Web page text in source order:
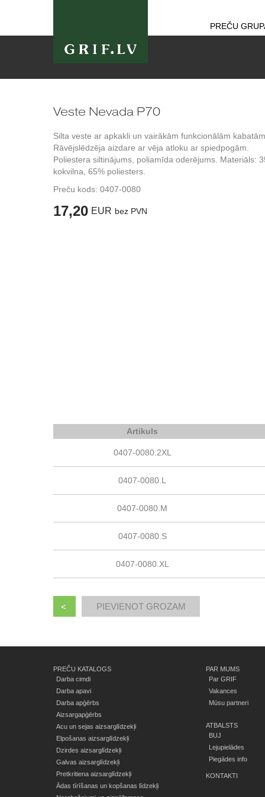
PREČU
Veste Nevada P70
Silta veste ar apkakli un vairākām funkcionālām
Rāvējslēdzēja aizdare ar vēja atloku ar spiedpogām.
Poliestera siltinājums, poliamīda oderējums. Materiāls:
kokvilna, 65% poliesters.
Preču kods: 0407-0080
17,20 EUR bez PVN
Artikuls
0407-0080.2XL
0407-0080.L
0407-0080.M
0407-0080.S
0407-0080.XL
<
PREČU KATALOGS
Darba cimdi
Darba apavi
Darba apģērbs
Aizsargapģērbs
Acu un sejas aizsarglīdzekļi
Elpošanas aizsarglīdzekļi
Dzirdes aizsarglīdzekļi
Galvas aizsarglīdzekļi
Pretkritiena aizsarglīdzekļi
Ādas tīrīšanas un kopšanas līdzekļi
PAR MUMS
Par GRIF
Vakances
Mūsu partneri
ATBALSTS
BUJ
Lejupielādes
Piegādes info
KONTAKTI